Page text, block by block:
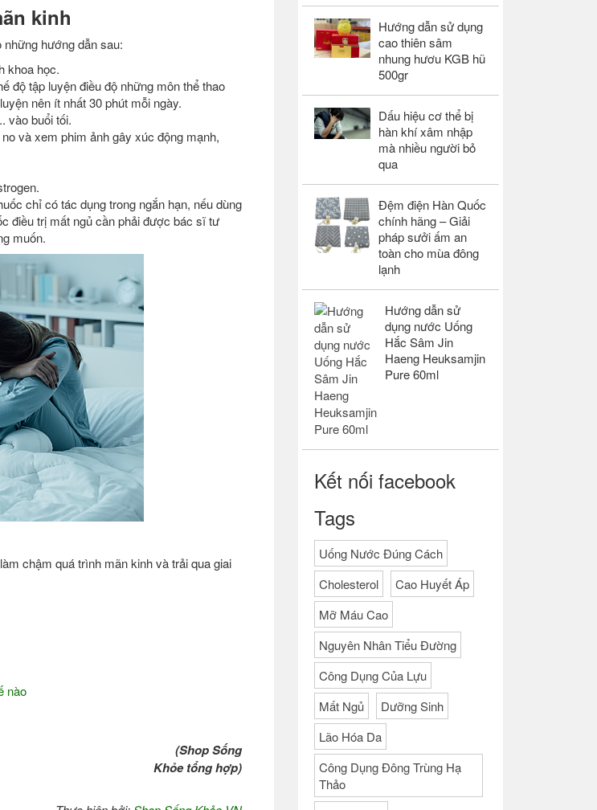
kinh
hướng dẫn sau:
khoa học.
độ tập luyện điều độ những môn thể thao
nên ít nhất 30 phút mỗi ngày.
vào buổi tối.
và xem phim ảnh gây xúc động mạnh,
chỉ có tác dụng trong ngắn hạn, nếu dùng
điều trị mất ngủ cần phải được bác sĩ tư
muốn.
chậm quá trình mãn kinh và trải qua giai
nào
Khỏe tổng hợp)
Hướng dẫn sử dụng
cao thiên sâm
nhung hươu KGB hũ
500gr
Dấu hiệu cơ thể bị
hàn khí xâm nhập
mà nhiều người bỏ
qua
Đệm điện Hàn Quốc
chính hãng – Giải
pháp sưởi ấm an
toàn cho mùa đông
lạnh
Hướng dẫn sử
dụng nước Uống
Hắc Sâm Jin
Haeng Heuksamjin
Pure 60ml
Kết nối facebook
Tags
Uống Nước Đúng Cách
Cholesterol
Cao Huyết Áp
Mỡ Máu Cao
Nguyên Nhân Tiểu Đường
Công Dụng Của Lựu
Mất Ngủ
Dưỡng Sinh
Lão Hóa Da
Công Dụng Đông Trùng Hạ
Thảo